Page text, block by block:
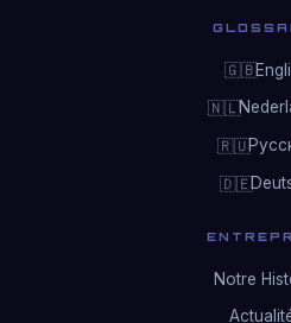
🇬🇧
🇳🇱
🇷🇺
🇩🇪
Notre